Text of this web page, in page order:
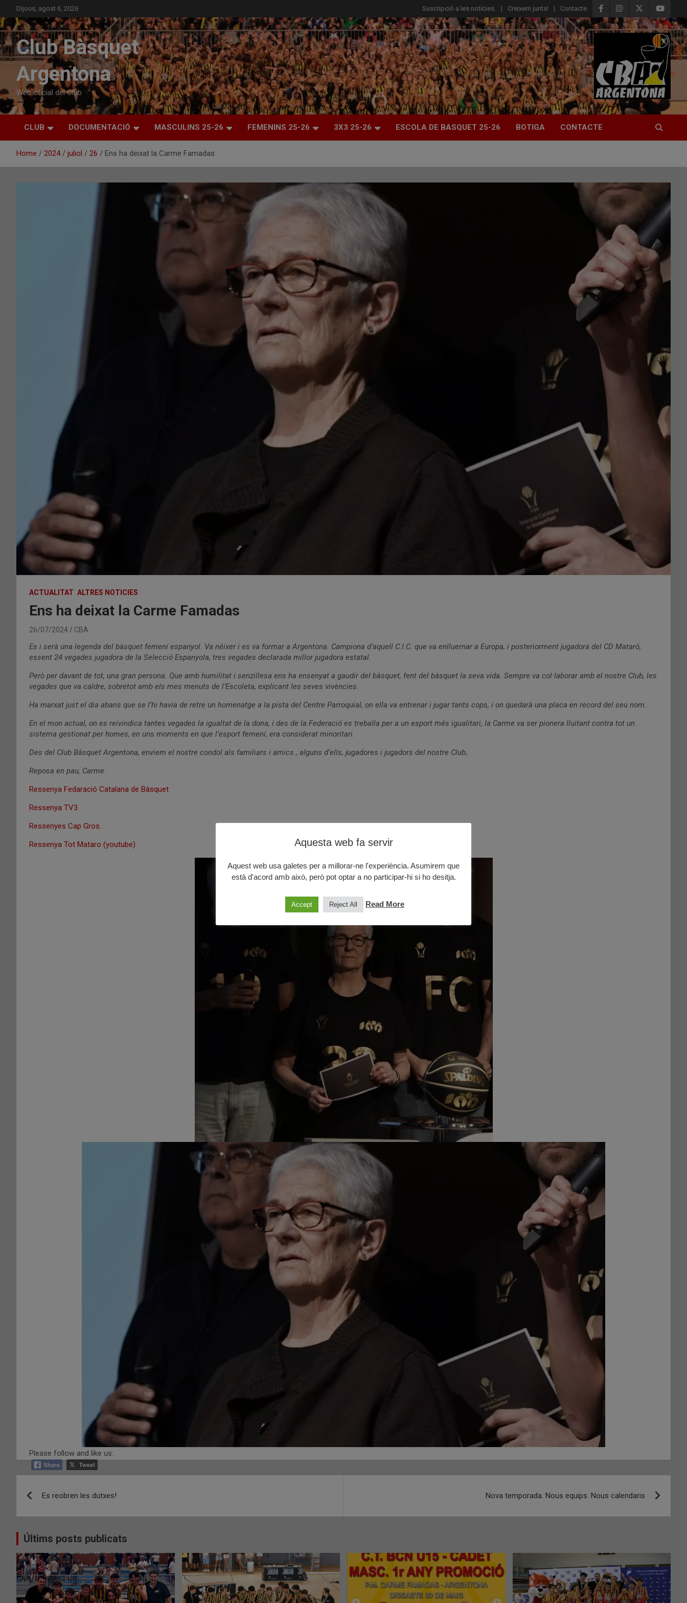
to
content
Dijous, agost 6, 2026 Suscripció a les notícies. Creixem junts! Contacte
Club Bàsquet
Argentona
Web oficial del Club
CLUB DOCUMENTACIÓ MASCULINS 25-26 FEMENINS 25-26 3X3 25-26 ESCOLA DE BASQUET 25-26 BOTIGA CONTACTE
Home 2024 juliol 26 Ens ha deixat la Carme Famadas
ACTUALITAT ALTRES NOTICIES
Ens ha deixat la Carme Famadas
26/07/2024 CBA
Es i serà una legenda del bàsquet femení espanyol. Va néixer i es va formar a Argentona. Campiona d’aquell C.I.C. que va enlluernar a Europa, i posteriorment jugadora del CD Mataró,
essent 24 vegades jugadora de la Selecció Espanyola, tres vegades declarada millor jugadora estatal.
Però per davant de tot, una gran persona. Que amb humilitat i senzillesa ens ha ensenyat a gaudir del bàsquet, fent del bàsquet la seva vida. Sempre va col·laborar amb el nostre Club, les
vegades que va caldre, sobretot amb els mes menuts de l’Escoleta, explicant les seves vivències.
Ha marxat just el dia abans que se l’hi havia de retre un homenatge a la pista del Centre Parroquial, on ella va entrenar i jugar tants cops, i on quedarà una placa en record del seu nom.
En el mon actual, on es reivindica tantes vegades la igualtat de la dona, i des de la Federació es treballa per a un esport més igualitari, la Carme va ser pionera lluitant contra tot un
sistema gestionat per homes, en uns moments en que l’esport femení, era considerat minoritari.
Des del Club Bàsquet Argentona, enviem el nostre condol als familiars i amics , alguns d’ells, jugadores i jugadors del nostre Club,
Reposa en pau, Carme.
Ressenya Fedaració Catalana de Bàsquet
Ressenya TV3
Ressenyes Cap Gros.
Ressenya Tot Mataro (youtube)
Please follow and like us:
d'entrades
Es reobren les dutxes! Nova temporada. Nous equips. Nous calendaris
Últims posts publicats
Aquesta web fa servir
Aquest web usa galetes per a millorar-ne l'experiència. Asumirem que
està d'acord amb això, però pot optar a no participar-hi si ho desitja.
Accept Reject All Read More